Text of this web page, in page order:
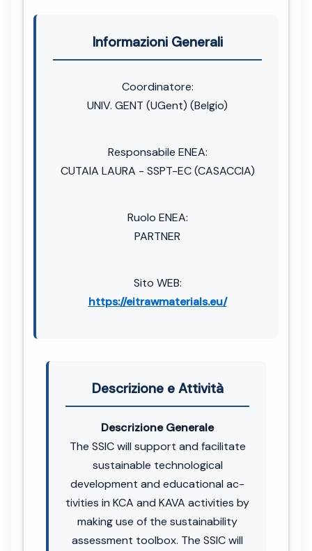
Informazioni Generali
Coordinatore:
UNIV. GENT (UGent) (Belgio)
Responsabile ENEA:
CUTAIA LAURA - SSPT-EC (CASACCIA)
Ruolo ENEA:
PARTNER
Sito WEB:
https://eitrawmaterials.eu/
Descrizione e Attività
Descrizione Generale
The SSIC will support and facilitate
sustainable technological
development and educational ac-
tivities in KCA and KAVA activities by
making use of the sustainability
assessment toolbox. The SSIC will